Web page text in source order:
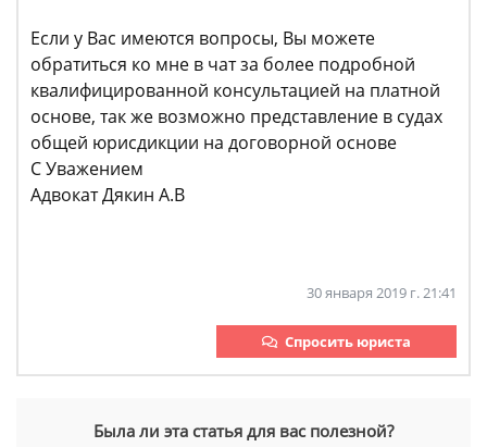
Если у Вас имеются вопросы, Вы можете
обратиться ко мне в чат за более подробной
квалифицированной консультацией на платной
основе, так же возможно представление в судах
общей юрисдикции на договорной основе
С Уважением
Адвокат Дякин А.В
30 января 2019 г. 21:41
Спросить юриста
Была ли эта статья для вас полезной?